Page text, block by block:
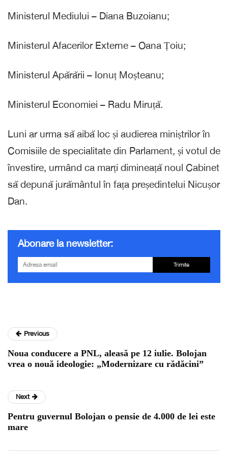
Ministerul Mediului – Diana Buzoianu;
Ministerul Afacerilor Externe – Oana Țoiu;
Ministerul Apărării – Ionuț Moșteanu;
Ministerul Economiei – Radu Miruță.
Luni ar urma să aibă loc și audierea miniștrilor în
Comisiile de specialitate din Parlament, și votul de
învestire, urmând ca marți dimineață noul Cabinet
să depună jurământul în fața președintelui Nicușor
Dan.
Abonare la newsletter:
Trimite
Previous
Noua conducere a PNL, aleasă pe 12 iulie. Bolojan
vrea o nouă ideologie: „Modernizare cu rădăcini”
Next
Pentru guvernul Bolojan o pensie de 4.000 de lei este
mare